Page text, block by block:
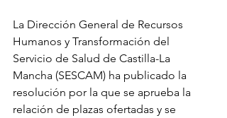
La Dirección General de Recursos
Humanos y Transformación del
Servicio de Salud de Castilla-La
Mancha (SESCAM) ha publicado la
resolución por la que se aprueba la
relación de plazas ofertadas y se